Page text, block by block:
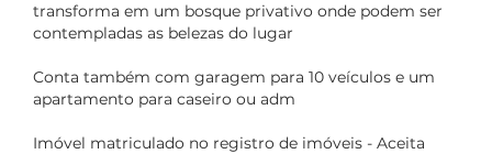
transforma em um bosque privativo onde podem ser
contempladas as belezas do lugar
Conta também com garagem para 10 veículos e um
apartamento para caseiro ou adm
Imóvel matriculado no registro de imóveis - Aceita